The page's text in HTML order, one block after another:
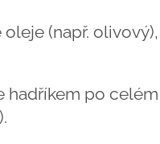
(např.
hadříkem po